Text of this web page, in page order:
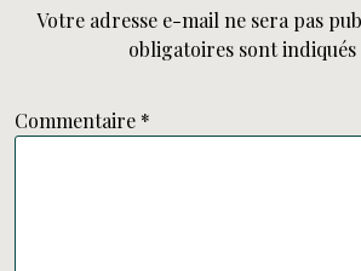
Votre adresse e-mail ne sera pas
obligatoires sont indiqués
Commentaire *